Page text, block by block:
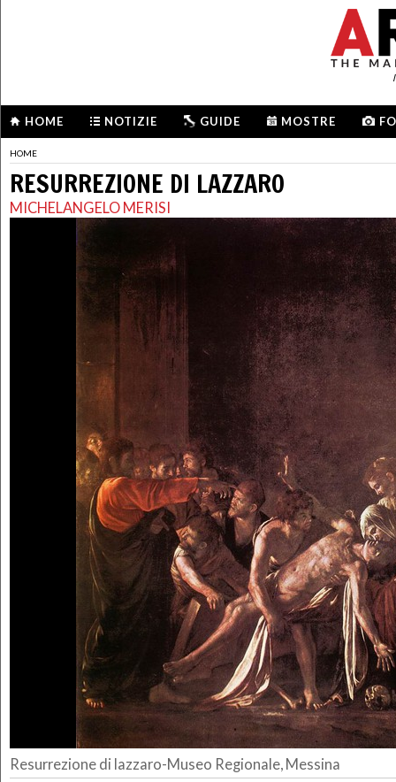
HOME NOTIZIE GUIDE MOSTRE
HOME
RESURREZIONE DI LAZZARO
MICHELANGELO MERISI
Resurrezione di lazzaro-Museo Regionale, Messina